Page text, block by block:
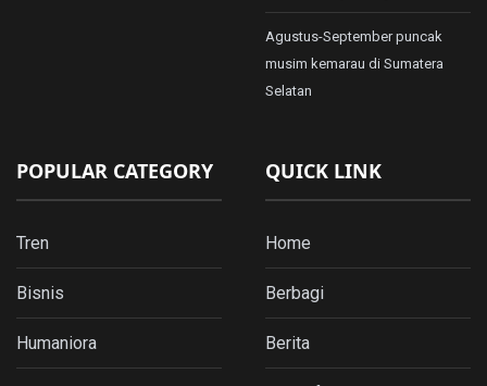
Agustus-September puncak
musim kemarau di Sumatera
Selatan
POPULAR CATEGORY
Tren
Bisnis
Humaniora
QUICK LINK
Home
Berbagi
Berita